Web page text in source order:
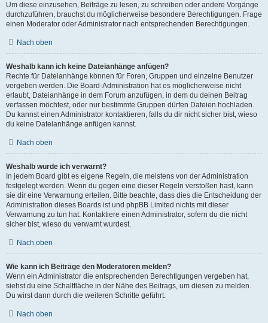
Um diese einzusehen, Beiträge zu lesen, zu schreiben oder andere Vorgänge
durchzuführen, brauchst du möglicherweise besondere Berechtigungen. Frage
einen Moderator oder Administrator nach entsprechenden Berechtigungen.
Nach oben
Weshalb kann ich keine Dateianhänge anfügen?
Rechte für Dateianhänge können für Foren, Gruppen und einzelne Benutzer
vergeben werden. Die Board-Administration hat es möglicherweise nicht
erlaubt, Dateianhänge in dem Forum anzufügen, in dem du deinen Beitrag
verfassen möchtest, oder nur bestimmte Gruppen dürfen Dateien hochladen.
Du kannst einen Administrator kontaktieren, falls du dir nicht sicher bist, wieso
du keine Dateianhänge anfügen kannst.
Nach oben
Weshalb wurde ich verwarnt?
In jedem Board gibt es eigene Regeln, die meistens von der Administration
festgelegt werden. Wenn du gegen eine dieser Regeln verstoßen hast, kann
sie dir eine Verwarnung erteilen. Bitte beachte, dass dies die Entscheidung der
Administration dieses Boards ist und phpBB Limited nichts mit dieser
Verwarnung zu tun hat. Kontaktiere einen Administrator, sofern du die nicht
sicher bist, wieso du verwarnt wurdest.
Nach oben
Wie kann ich Beiträge den Moderatoren melden?
Wenn ein Administrator die entsprechenden Berechtigungen vergeben hat,
siehst du eine Schaltfläche in der Nähe des Beitrags, um diesen zu melden.
Du wirst dann durch die weiteren Schritte geführt.
Nach oben